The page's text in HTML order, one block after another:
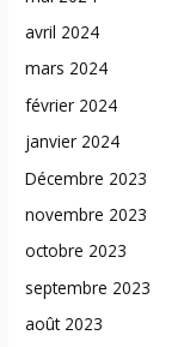
avril 2024
mars 2024
février 2024
janvier 2024
Décembre 2023
novembre 2023
octobre 2023
septembre 2023
août 2023